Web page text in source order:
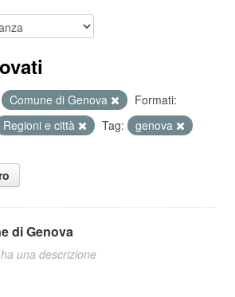
Comune di Genova
Formati:
Regioni e città Tag:
genova
di Genova
una descrizione